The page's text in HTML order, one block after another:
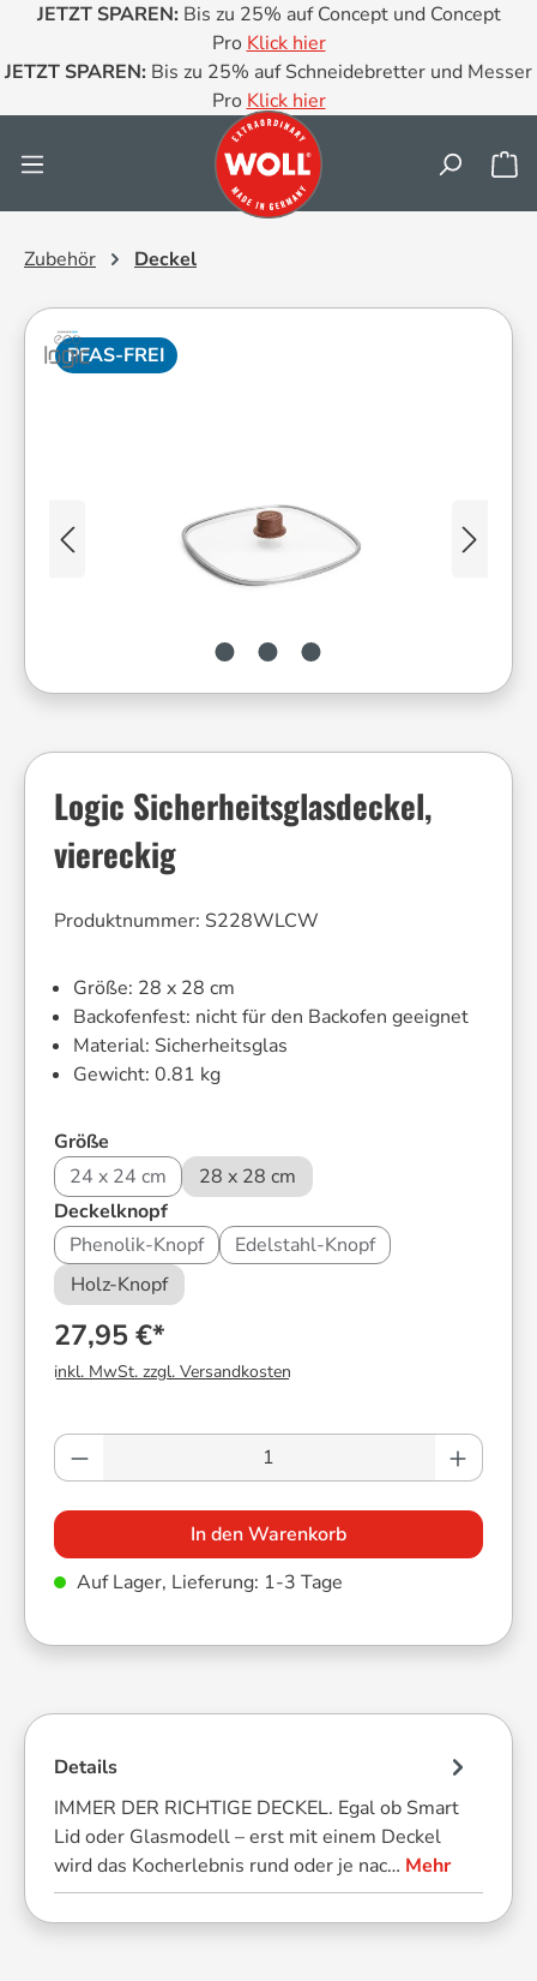
Zum Hauptinhalt springen
JETZT SPAREN: Bis zu 25% auf Concept und Concept
Pro Klick hier
JETZT SPAREN: Bis zu 25% auf Schneidebretter und Messer
Pro Klick hier
Zubehör Deckel
PFAS-FREI
Logic Sicherheitsglasdeckel,
viereckig
Produktnummer: S228WLCW
Größe: 28 x 28 cm
Backofenfest: nicht für den Backofen geeignet
Material: Sicherheitsglas
Gewicht: 0.81 kg
Größe
24 x 24 cm
28 x 28 cm
Deckelknopfauswählen
Phenolik-Knopf
Edelstahl-Knopf
Holz-Knopf
27,95 €*
inkl. MwSt. zzgl. Versandkosten
Produkt Anzahl: Gib den gewünschten
In den Warenkorb
Auf Lager, Lieferung: 1-3 Tage
Details
IMMER DER RICHTIGE DECKEL. Egal ob Smart
Lid oder Glasmodell – erst mit einem Deckel
wird das Kocherlebnis rund oder je nac… Mehr